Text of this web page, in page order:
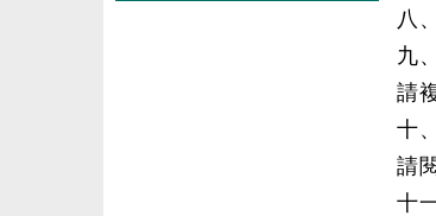
八
九
請
十
請
十